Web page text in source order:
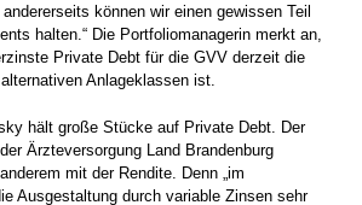
können wir einen gewissen Teil
halten.“ Die Portfoliomanagerin merkt an,
Private Debt für die GVV derzeit die
Anlageklassen ist.
hält große Stücke auf Private Debt. Der
Ärzteversorgung Land Brandenburg
mit der Rendite. Denn „im
Ausgestaltung durch variable Zinsen sehr